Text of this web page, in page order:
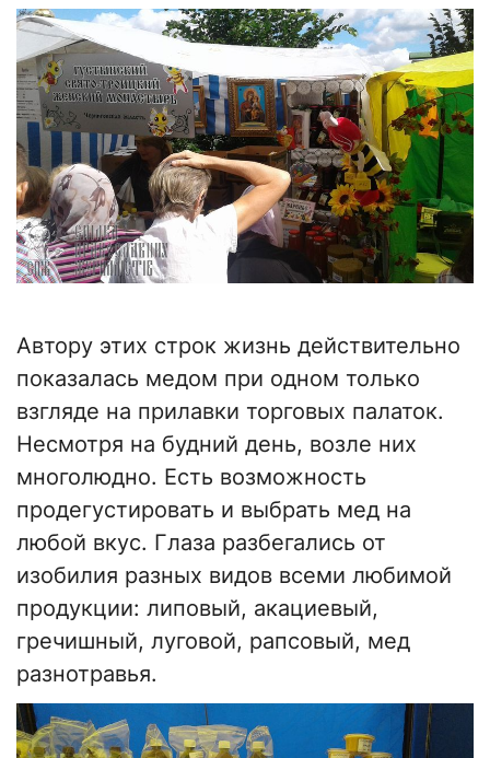
Автору этих строк жизнь действительно
показалась медом при одном только
взгляде на прилавки торговых палаток.
Несмотря на будний день, возле них
многолюдно. Есть возможность
продегустировать и выбрать мед на
любой вкус. Глаза разбегались от
изобилия разных видов всеми любимой
продукции: липовый, акациевый,
гречишный, луговой, рапсовый, мед
разнотравья.